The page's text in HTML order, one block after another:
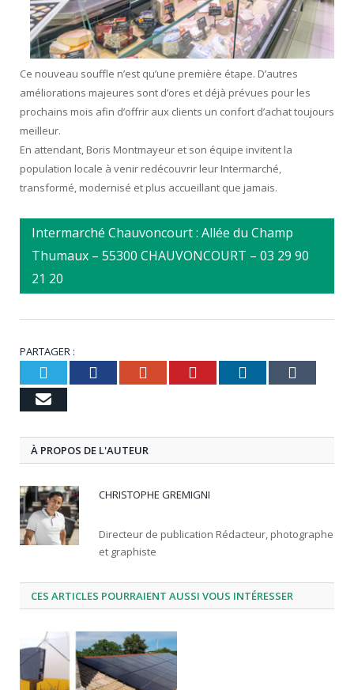
Ce nouveau souffle n’est qu’une première étape. D’autres
améliorations majeures sont d’ores et déjà prévues pour les
prochains mois afin d’offrir aux clients un confort d’achat toujours
meilleur.
En attendant, Boris Montmayeur et son équipe invitent la
population locale à venir redécouvrir leur Intermarché,
transformé, modernisé et plus accueillant que jamais.
Intermarché Chauvoncourt : Allée du Champ
Thumaux – 55300 CHAUVONCOURT – 03 29 90
21 20
PARTAGER :
TwitterFacebookGoogle+Pinterest
LinkedIn
Email
À PROPOS DE L'AUTEUR
CHRISTOPHE GREMIGNI
Directeur de publication Rédacteur, photographe
et graphiste
CES ARTICLES POURRAIENT AUSSI VOUS INTÉRESSER